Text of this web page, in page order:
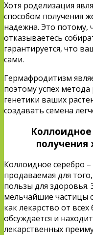
Хотя роделизация
способом получения
надежна. Это потому,
отказываетесь
гарантируется, что
сами.
Гермафродитизм
поэтому успех
генетики ваших
создавать семена
получения
Коллоидное серебро
продаваемая для
пользы для
мельчайшие частицы
как лекарство от
обсуждается и
лекарственных